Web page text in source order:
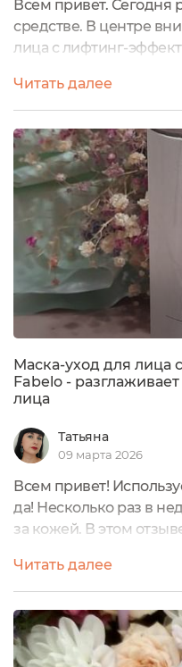
Всем привет. Сегодня
средстве. В центре
лица с лифтинг-
производителя и
Маска-уход для лица с
FABELO из линейки
упаковке.У меня кожа
старения в виде
Читать далее
Маска-уход для лица
Fabelo -
лица
Татьяна
09 марта 2026
Всем привет!
да! Несколько раз в
за кожей. В этом
для лица с лифтинг-
Fabelo.Информация от
активных
лифтинг-эффектом с
голубой глиной
Читать далее